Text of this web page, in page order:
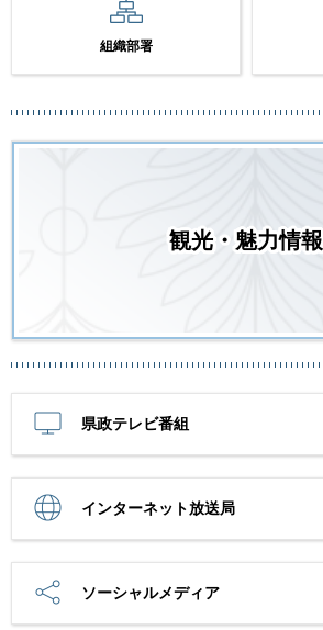
組織部署
観光・魅力情報
県政テレビ番組
インターネット放送局
ソーシャルメディア